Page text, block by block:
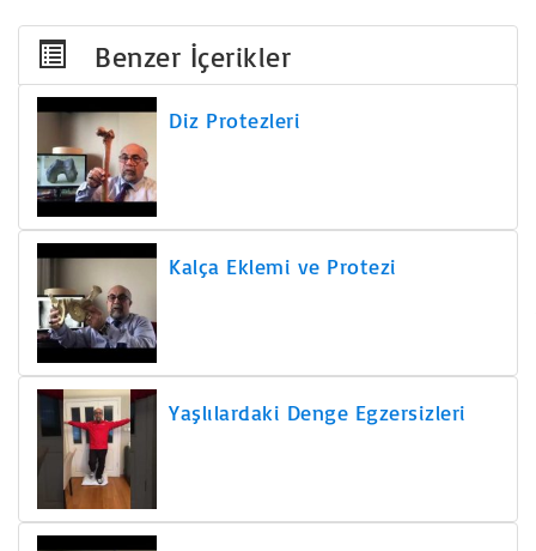
Benzer İçerikler
Diz Protezleri
Kalça Eklemi ve Protezi
Yaşlılardaki Denge Egzersizleri